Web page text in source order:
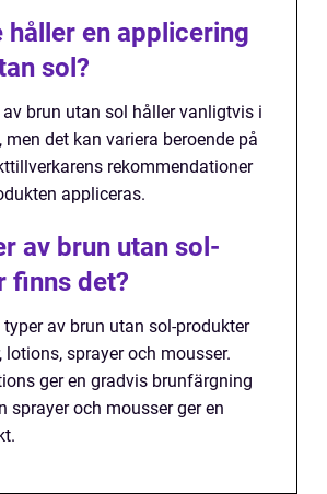
håller en applicering
sol?
brun utan sol håller vanligtvis i
men det kan variera beroende på
rekommendationer
appliceras.
av brun utan sol-
finns det?
av brun utan sol-produkter
lotions, sprayer och mousser.
ger en gradvis brunfärgning
sprayer och mousser ger en